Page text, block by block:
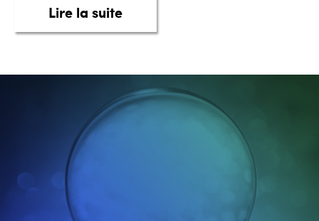
Lire la suiteabout taq le Savoir